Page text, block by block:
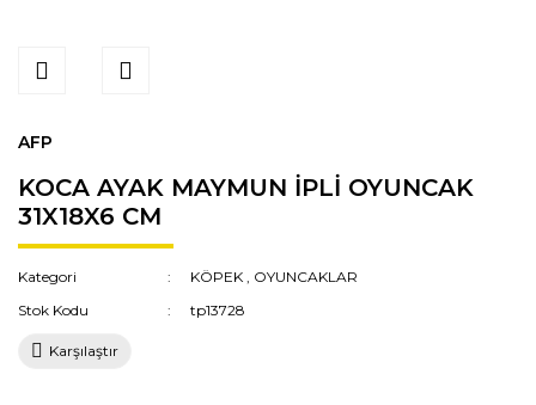
AFP
KOCA AYAK MAYMUN İPLİ OYUNCAK
31X18X6 CM
Kategori KÖPEK , OYUNCAKLAR
Stok Kodu
tp13728
Karşılaştır